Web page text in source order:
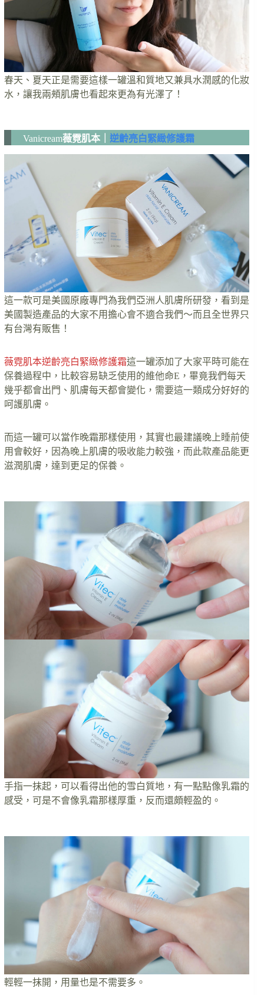
春天、夏天正是需要這樣一罐溫和質地又兼具水潤感的化妝
水，讓我兩頰肌膚也看起來更為有光澤了！
Vanicream薇霓肌本｜ 逆齡亮白緊緻修護霜
這一款可是美國原廠專門為我們亞洲人肌膚所研發，看到是
美國製造產品的大家不用擔心會不適合我們～而且全世界只
有台灣有販售！
薇霓肌本逆齡亮白緊緻修護霜這一罐添加了大家平時可能在
保養過程中，比較容易缺乏使用的維他命E，畢竟我們每天
幾乎都會出門、肌膚每天都會變化，需要這一類成分好好的
呵護肌膚。
而這一罐可以當作晚霜那樣使用，其實也最建議晚上睡前使
用會較好，因為晚上肌膚的吸收能力較強，而此款產品能更
滋潤肌膚，達到更足的保養。
手指一抹起，可以看得出他的雪白質地，有一點點像乳霜的
感受，可是不會像乳霜那樣厚重，反而還頗輕盈的。
輕輕一抹開，用量也是不需要多。